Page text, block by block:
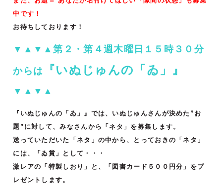
中です！
お待ちしております！
▼▲▼▲第２・第４週木曜日１５時３０分
からは 『いぬじゅんの「ゐ」』
▼▲▼▲
『いぬじゅんの「ゐ」』では、いぬじゅんさんが決めた”お
題”に対して、みなさんから「ネタ」を募集します。
送っていただいた「ネタ」の中から、とっておきの「ネタ」
には、「ゐ賞」として・・・
激レアの「特製しおり」と、「図書カード５００円分」をプ
レゼントします。